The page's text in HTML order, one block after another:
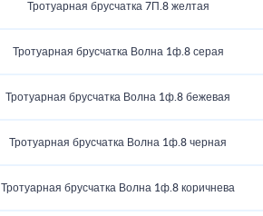
Тротуарная брусчатка 7П.8 желтая
Тротуарная брусчатка Волна 1ф.8 серая
Тротуарная брусчатка Волна 1ф.8 бежевая
Тротуарная брусчатка Волна 1ф.8 черная
Тротуарная брусчатка Волна 1ф.8 коричнева